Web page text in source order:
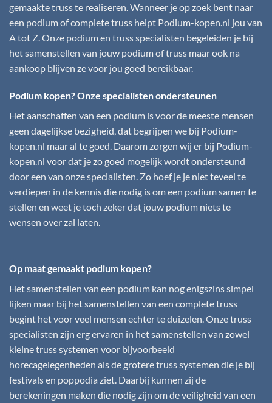
gemaakte truss te realiseren. Wanneer je op zoek bent naar
een podium of complete truss helpt Podium-kopen.nl jou van
A tot Z. Onze podium en truss specialisten begeleiden je bij
het samenstellen van jouw podium of truss maar ook na
aankoop blijven ze voor jou goed bereikbaar.
Podium kopen? Onze specialisten ondersteunen
Het aanschaffen van een podium is voor de meeste mensen
geen dagelijkse bezigheid, dat begrijpen we bij Podium-
kopen.nl maar al te goed. Daarom zorgen wij er bij Podium-
kopen.nl voor dat je zo goed mogelijk wordt ondersteund
door een van onze specialisten. Zo hoef je je niet teveel te
verdiepen in de kennis die nodig is om een podium samen te
stellen en weet je toch zeker dat jouw podium niets te
wensen over zal laten.
Op maat gemaakt podium kopen?
Het samenstellen van een podium kan nog enigszins simpel
lijken maar bij het samenstellen van een complete truss
begint het voor veel mensen echter te duizelen. Onze truss
specialisten zijn erg ervaren in het samenstellen van zowel
kleine truss systemen voor bijvoorbeeld
horecagelegenheden als de grotere truss systemen die je bij
festivals en poppodia ziet. Daarbij kunnen zij de
berekeningen maken die nodig zijn om de veiligheid van een